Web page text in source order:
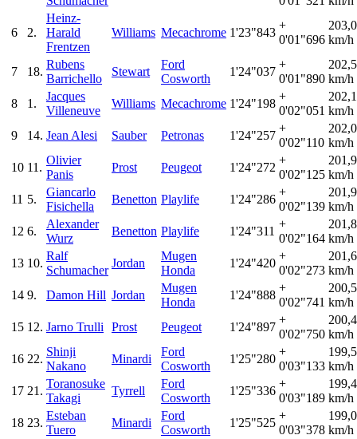
6 2.
Heinz-
Harald
Frentzen
Williams Mecachrome 1'23"843
+
0'01"696 km/h
7 18.
Rubens
Barrichello
Stewart
Ford
Cosworth
1'24"037
+
0'01"890 km/h
8
1.
Jacques
Villeneuve
Williams Mecachrome 1'24"198
+
0'02"051 km/h
9
14. Jean Alesi Sauber Petronas 1'24"257
+
0'02"110 km/h
10 11.
Olivier
Panis
Prost Peugeot 1'24"272
+
0'02"125 km/h
11 5.
Giancarlo
Fisichella
Benetton Playlife 1'24"286
+
0'02"139 km/h
12 6.
Alexander
Wurz
Benetton Playlife 1'24"311
+
0'02"164 km/h
13 10.
Ralf
Schumacher
Jordan
Mugen
Honda
1'24"420
+
0'02"273 km/h
14 9. Damon Hill Jordan
Mugen
Honda
1'24"888
+
0'02"741 km/h
15 12. Jarno Trulli Prost Peugeot 1'24"897
+
0'02"750 km/h
16 22.
Shinji
Nakano
Minardi
Ford
Cosworth
1'25"280
+
0'03"133 km/h
17 21.
Toranosuke
Takagi
Tyrrell
Ford
Cosworth
1'25"336
+
0'03"189 km/h
18 23.
Esteban
Tuero
Minardi
Ford
Cosworth
1'25"525
+
0'03"378 km/h